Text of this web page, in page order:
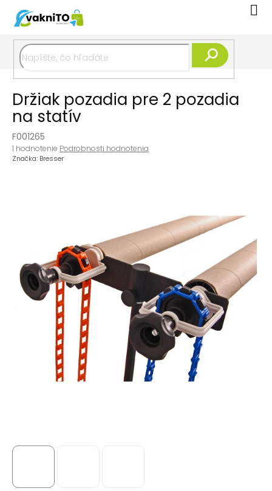
obsah
Držiak pozadia pre 2 pozadia
na statív
F001265
Priemerné
hodnotenie
1 hodnotenie Podrobnosti hodnotenia
Značka: Bresser